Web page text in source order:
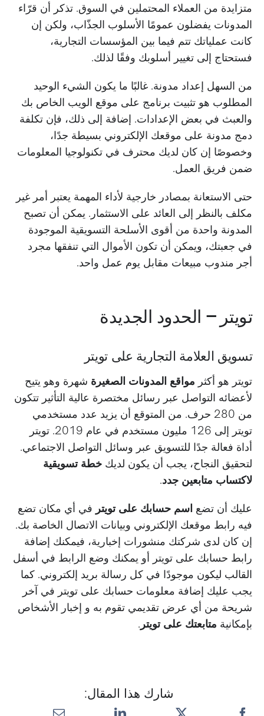
متزايدة من العملاء المحتملين في السوق. تذكر أن قرّاء
المدونات يفضلون عمومًا الأسلوب الجذّاب، ولكن إن
كانت عملياتك تتم فيما بين المؤسسات التجارية،
فستحتاج إلى تغيير أسلوبك وفقًا لذلك.
من السهل إعداد مدونة. غالبًا ما يكون الشيء الوحيد
المطلوب هو تثبيت برنامج على موقع الويب الخاص بك
والعبث في بعض الإعدادات. إضافة إلى ذلك، فإن تكلفة
دمج مدونة على موقعك الإلكتروني بسيطة جدًا،
وخصوصًا إن كان لديك محترف في تكنولوجيا المعلومات
ضمن فريق العمل.
حتى الاستعانة بمصادر خارجية لأداء المهمة يعتبر أمر غير
مكلف بالنظر إلى العائد على الاستثمار. يمكن أن تصبح
المدونة واحدة من أقوى الأسلحة التسويقية الموجودة
في جعبتك، ويمكن أن تكون الأموال التي تنفقها مجرد
أجر مندوب مبيعات مقابل يوم عمل واحد.
تويتر– الحدود الجديدة
تسويق العلامة التجارية على تويتر
تويتر هو أكثر مواقع المدونات الصغيرة شهرة وهو يتيح
لأعضائه التواصل عبر رسائل مختصرة عالية التأثير تتكون
من 280 حرف. من المتوقع أن يزيد عدد مستخدمي
تويتر إلى 126 مليون مستخدم في عام 2019. تويتر
أداة فعالة جدًا للتسويق عبر وسائل التواصل الاجتماعي.
لتحقيق النجاح، يجب أن يكون لديك خطة تسويقية
لاكتساب متابعين جدد.
عليك أن تضع اسم حسابك على تويتر في أي مكان تضع
فيه رابط موقعك الإلكتروني وبيانات الاتصال الخاصة بك.
إن كان لدى شركتك منشورات إخبارية، فيمكنك إضافة
رابط حسابك على تويتر أو يمكنك وضع الرابط في أسفل
القالب ليكون موجودًا في كل رسالة بريد إلكتروني. كما
يجب عليك إضافة معلومات حسابك على تويتر في آخر
شريحة من أي عرض تقديمي تقوم به و إخبار الأشخاص
بإمكانية متابعتك على تويتر .
شارك هذا المقال: